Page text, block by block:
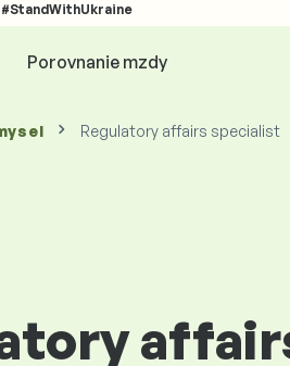
#StandWithUkraine
Porovnanie mzdy
Regulatory affairs specialist